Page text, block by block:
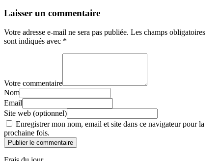
Laisser un commentaire
Votre adresse e-mail ne sera pas publiée. Les champs obligatoires
sont indiqués avec *
Votre commentaire
Nom
Email
Site web (optionnel)
Enregistrer mon nom, email et site dans ce navigateur pour la
prochaine fois.
Publier le commentaire